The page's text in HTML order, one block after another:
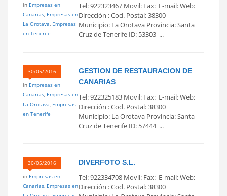
in Empresas en
Canarias, Empresas en
La Orotava, Empresas
en Tenerife
Tel: 922323467 Movil: Fax: E-mail: Web:
Dirección : Cod. Postal: 38300
Municipio: La Orotava Provincia: Santa
Cruz de Tenerife ID: 53303 ...
30/05/2016
in Empresas en
Canarias, Empresas en
La Orotava, Empresas
en Tenerife
GESTION DE RESTAURACION DE
CANARIAS
Tel: 922325183 Movil: Fax: E-mail: Web:
Dirección : Cod. Postal: 38300
Municipio: La Orotava Provincia: Santa
Cruz de Tenerife ID: 57444 ...
30/05/2016
in Empresas en
Canarias, Empresas en
DIVERFOTO S.L.
Tel: 922334708 Movil: Fax: E-mail: Web:
Dirección : Cod. Postal: 38300